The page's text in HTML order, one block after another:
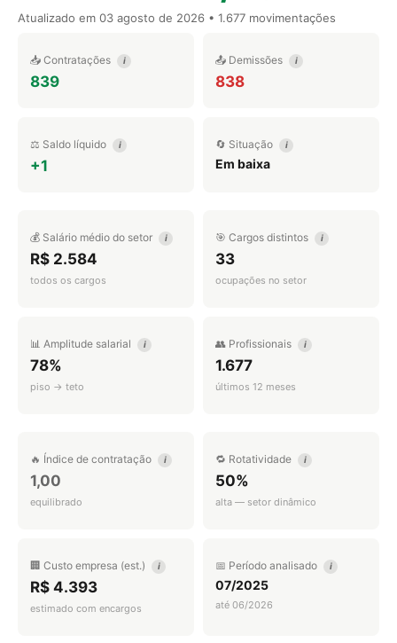
Atualizado em 03 agosto de 2026 • 1.677 movimentações
📥 Contratações i
839
📤 Demissões i
838
⚖️ Saldo líquido i
+1
🔄 Situação i
Em baixa
💰 Salário médio do setor i
R$ 2.584
todos os cargos
🎯 Cargos distintos i
33
ocupações no setor
📊 Amplitude salarial i
78%
piso → teto
👥 Profissionais i
1.677
últimos 12 meses
🔥 Índice de contratação i
1,00
equilibrado
🔁 Rotatividade i
50%
alta — setor dinâmico
🏢 Custo empresa (est.) i
R$ 4.393
estimado com encargos
📅 Período analisado i
07/2025
até 06/2026